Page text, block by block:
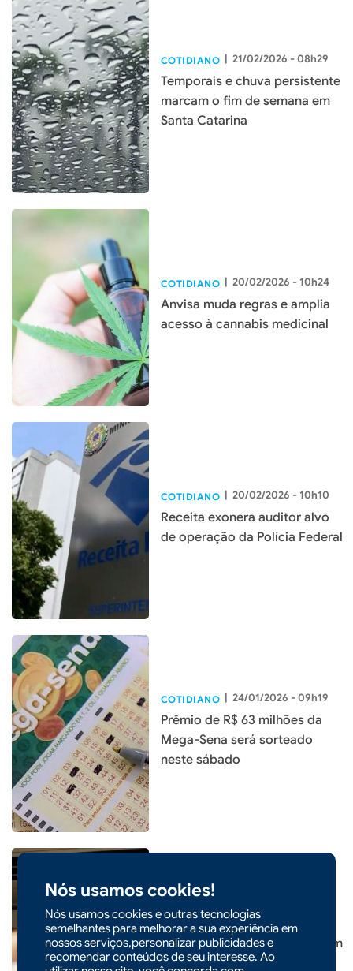
Nós usamos cookies!
Nós usamos cookies e outras tecnologias
semelhantes para melhorar a sua experiência em
nossos serviços,personalizar publicidades e
recomendar conteúdos de seu interesse. Ao
COTIDIANO | 21/02/2026 - 08h29
Temporais e chuva persistente
marcam o fim de semana em
Santa Catarina
COTIDIANO | 20/02/2026 - 10h24
Anvisa muda regras e amplia
acesso à cannabis medicinal
COTIDIANO | 20/02/2026 - 10h10
Receita exonera auditor alvo
de operação da Polícia Federal
COTIDIANO | 24/01/2026 - 09h19
Prêmio de R$ 63 milhões da
Mega-Sena será sorteado
neste sábado
COTIDIANO | 19/01/2026 - 10h16
Saiba como gastar menos com
o uso do ar-condicionado